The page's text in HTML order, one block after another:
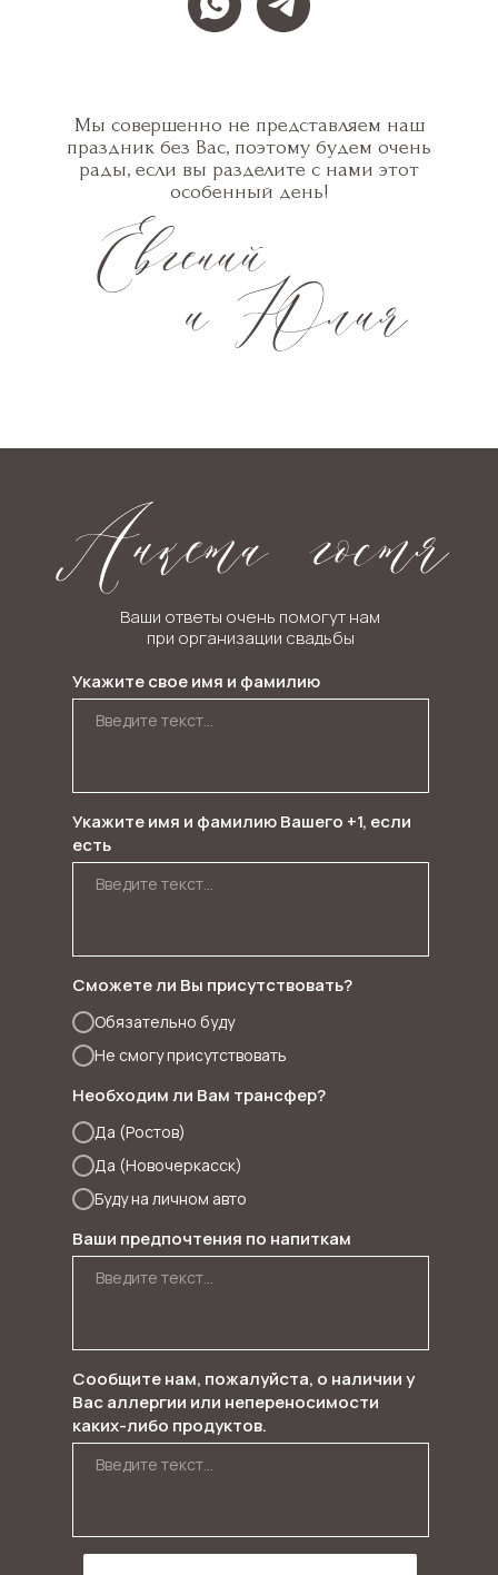
Мы совершенно не представляем наш
праздник без Вас, поэтому будем очень
рады, если вы разделите с нами этот
особенный день!
Ваши ответы очень помогут нам
при организации свадьбы
Укажите свое имя и фамилию
Укажите имя и фамилию Вашего +1, если
есть
Сможете ли Вы присутствовать?
Обязательно буду
Не смогу присутствовать
Необходим ли Вам трансфер?
Да (Ростов)
Да (Новочеркасск)
Буду на личном авто
Ваши предпочтения по напиткам
Сообщите нам, пожалуйста, о наличии у
Вас аллергии или непереносимости
каких-либо продуктов.